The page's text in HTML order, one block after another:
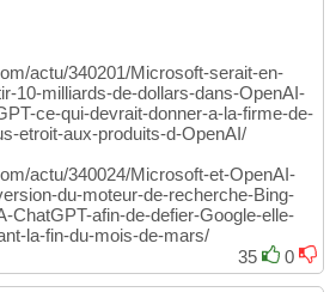
actu/340201/Microsoft-serait-en-
10-milliards-de-dollars-dans-OpenAI-
ce-qui-devrait-donner-a-la-firme-de-
etroit-aux-produits-d-OpenAI/
actu/340024/Microsoft-et-OpenAI-
du-moteur-de-recherche-Bing-
ChatGPT-afin-de-defier-Google-elle-
la-fin-du-mois-de-mars/
35
0